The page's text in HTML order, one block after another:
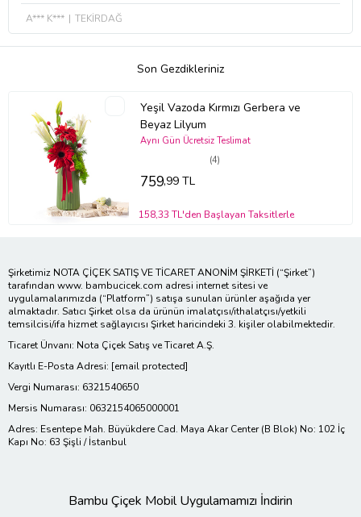
A*** K*** TEKİRDAĞ
Son Gezdikleriniz
Yeşil Vazoda Kırmızı Gerbera ve
Beyaz Lilyum
(4)
Aynı Gün Ücretsiz Teslimat
759,99 TL
158,33 TL'den Başlayan Taksitlerle
Şirketimiz NOTA ÇİÇEK SATIŞ VE TİCARET ANONİM ŞİRKETİ (“Şirket”)
tarafından www. bambucicek.com adresi internet sitesi ve
uygulamalarımızda (“Platform”) satışa sunulan ürünler aşağıda yer
almaktadır. Satıcı Şirket olsa da ürünün imalatçısı/ithalatçısı/yetkili
temsilcisi/ifa hizmet sağlayıcısı Şirket haricindeki 3. kişiler olabilmektedir.
Ticaret Ünvanı: Nota Çiçek Satış ve Ticaret A.Ş.
Kayıtlı E-Posta Adresi: [email protected]
Vergi Numarası: 6321540650
Mersis Numarası: 0632154065000001
Adres: Esentepe Mah. Büyükdere Cad. Maya Akar Center (B Blok) No: 102 İç
Kapı No: 63 Şişli / İstanbul
Bambu Çiçek Mobil Uygulamamızı İndirin